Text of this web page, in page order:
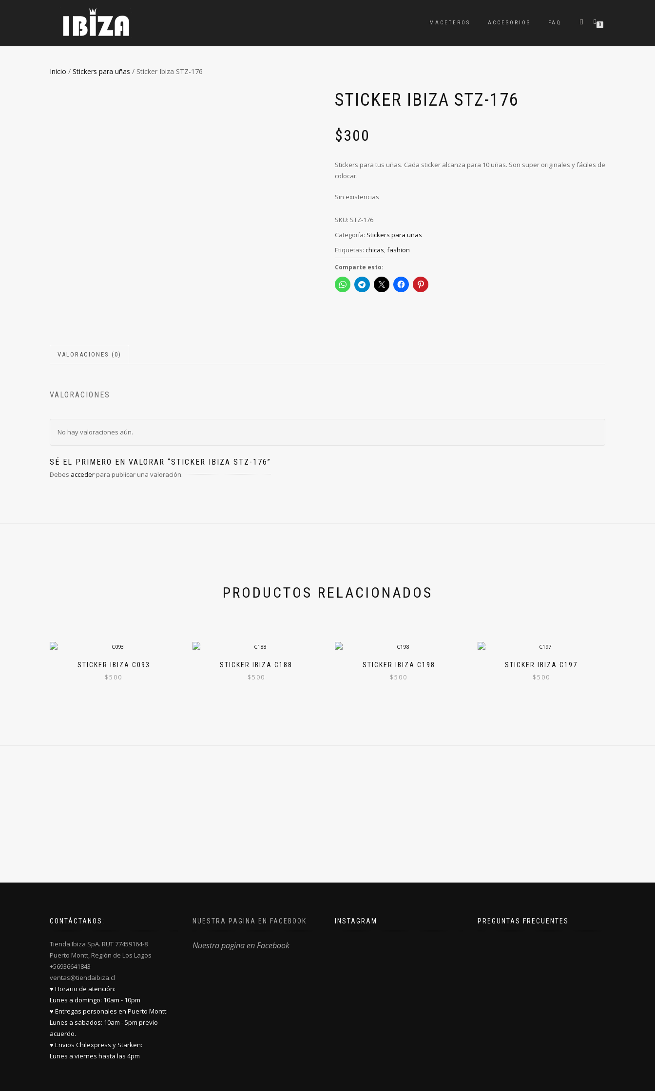
MACETEROS ACCESORIOS FAQ 0
Inicio / Stickers para uñas / Sticker Ibiza STZ-176
STICKER IBIZA STZ-176
$300
Stickers para tus uñas. Cada sticker alcanza para 10 uñas. Son super originales y fáciles de
colocar.
Sin existencias
SKU: STZ-176
Categoría: Stickers para uñas
Etiquetas: chicas,fashion
Comparte esto:
VALORACIONES (0)
VALORACIONES
No hay valoraciones aún.
SÉ EL PRIMERO EN VALORAR “STICKER IBIZA STZ-176”
Debesaccederpara publicar una valoración.
PRODUCTOS RELACIONADOS
STICKER IBIZA C093
$500
STICKER IBIZA C188
$500
STICKER IBIZA C198
$500
STICKER IBIZA C197
$500
CONTÁCTANOS:
Tienda Ibiza SpA. RUT 77459164-8
Puerto Montt, Región de Los Lagos
+56936641843
ventas@tiendaibiza.cl
♥ Horario de atención:
Lunes a domingo: 10am - 10pm
♥ Entregas personales en Puerto Montt:
Lunes a sabados: 10am - 5pm previo
acuerdo.
♥ Envios Chilexpress y Starken:
Lunes a viernes hasta las 4pm
NUESTRA PAGINA EN FACEBOOK
Nuestra pagina en Facebook
INSTAGRAM PREGUNTAS FRECUENTES